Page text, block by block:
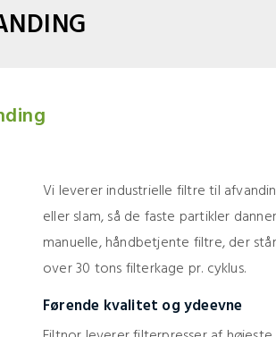
Vi leverer industrielle filtre til
eller slam, så de faste partikler
manuelle, håndbetjente filtre, der
over 30 tons filterkage pr. cyklus.
Førende kvalitet og ydeevne